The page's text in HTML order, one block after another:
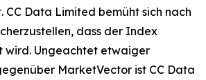
Data Limited bemüht sich nach
dass der Index
wird. Ungeachtet etwaiger
MarketVector ist CC Data